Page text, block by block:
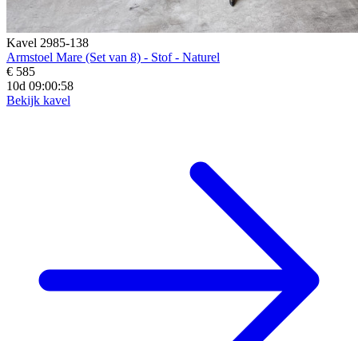
Kavel 2985-138
Armstoel Mare (Set van 8) - Stof - Naturel
€ 585
10d 09:00:57
Bekijk kavel